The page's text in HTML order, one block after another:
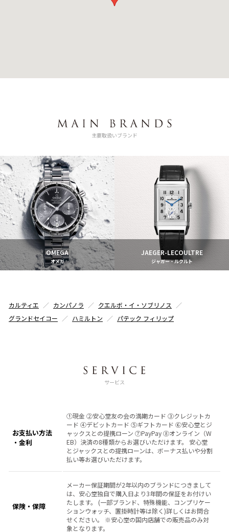
主要取扱いブランド
OMEGA
オメガ
JAEGER-LECOULTRE
ジャガー・ルクルト
カルティエ カンパノラ
クエルボ・イ・ソブリノス
グランドセイコー
ハミルトン パテック フィリップ
サービス
お支払い方法
・金利
①現金 ②安心堂友の会の満期カード ③クレジットカ
ード ④デビットカード ⑤ギフトカード ⑥安心堂とジ
ャックスとの提携ローン ⑦PayPay ⑧オンライン（W
EB）決済の8種類からお選びいただけます。 安心堂
とジャックスとの提携ローンは、ボーナス払いや分割
払い等お選びいただけます。
保険・保障
メーカー保証期間が2年以内のブランドにつきまして
は、安心堂独自で購入日より3年間の保証をお付けい
たします。 (一部ブランド、特殊機能、コンプリケー
ションウォッチ、置掛時計等は除く)詳しくはお問合
せください。 ※安心堂の国内店舗での販売品のみ対
象となります。